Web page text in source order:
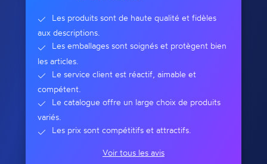
Les produits sont de haute qualité et fidèles
aux descriptions.
Les emballages sont soignés et protègent bien
les articles.
Le service client est réactif, aimable et
compétent.
Le catalogue offre un large choix de produits
variés.
Les prix sont compétitifs et attractifs.
Voir tous les avis